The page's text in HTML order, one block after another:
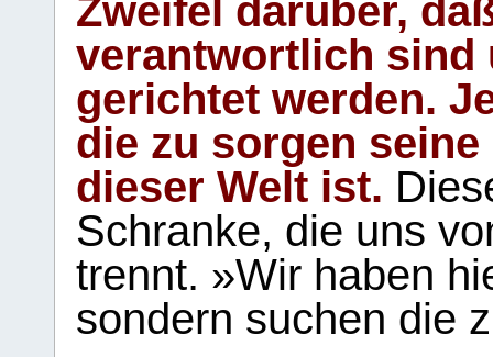
Zweifel darüber,
verantwortlich sind
gerichtet werden.
die zu sorgen
dieser Welt ist.
Schranke, die uns
trennt. »Wir haben
sondern suchen die